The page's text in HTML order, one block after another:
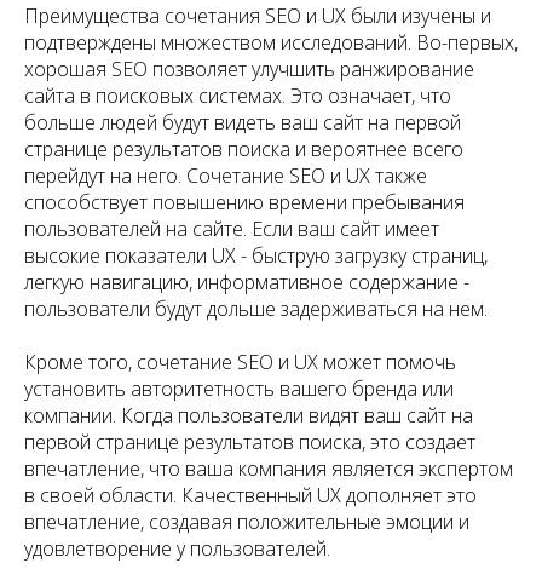
Преимущества сочетания SEO и UX были изучены и
подтверждены множеством исследований. Во-первых,
хорошая SEO позволяет улучшить ранжирование
сайта в поисковых системах. Это означает, что
больше людей будут видеть ваш сайт на первой
странице результатов поиска и вероятнее всего
перейдут на него. Сочетание SEO и UX также
способствует повышению времени пребывания
пользователей на сайте. Если ваш сайт имеет
высокие показатели UX - быструю загрузку страниц,
легкую навигацию, информативное содержание -
пользователи будут дольше задерживаться на нем.
Кроме того, сочетание SEO и UX может помочь
установить авторитетность вашего бренда или
компании. Когда пользователи видят ваш сайт на
первой странице результатов поиска, это создает
впечатление, что ваша компания является экспертом
в своей области. Качественный UX дополняет это
впечатление, создавая положительные эмоции и
удовлетворение у пользователей.